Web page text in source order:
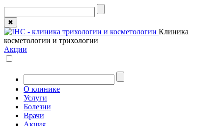
✖
Клиника
косметологии и трихологии
Акции
О клинике
Услуги
Болезни
Врачи
Акция